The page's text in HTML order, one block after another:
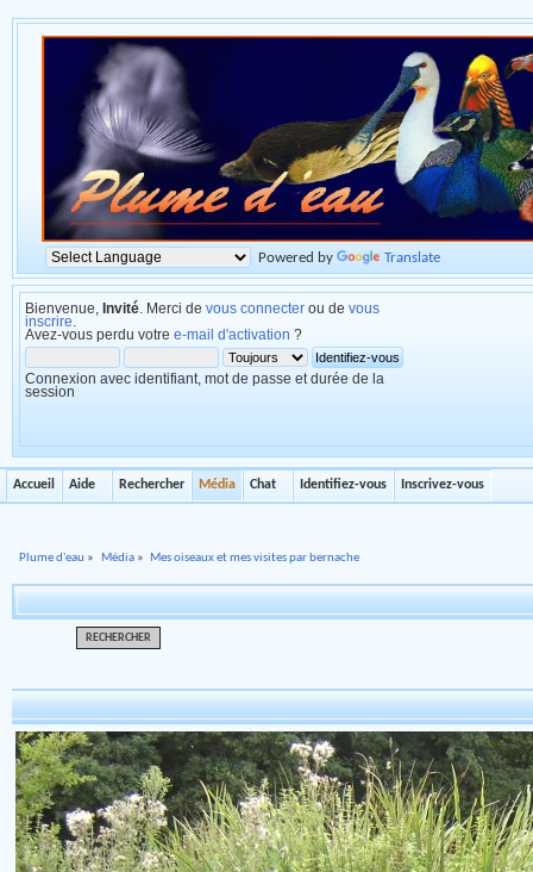
Powered by Translate
Bienvenue, Invité . Merci de vous connecter ou de vous
inscrire
Avez-vous perdu votre e-mail d'activation ?
Connexion avec identifiant, mot de passe et durée de la
session
Accueil Aide Rechercher Média Chat Identifiez-vous Inscrivez-vous
Plume d'eau » Média» Mes oiseaux et mes visites par bernache
RECHERCHER